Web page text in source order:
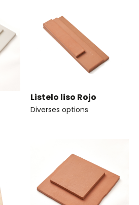
Listelo liso Rojo
Diverses options